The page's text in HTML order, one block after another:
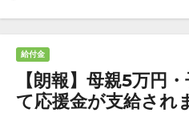
給付金
【朗報】母親5万円
て応援金が支給され